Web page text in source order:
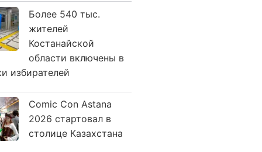
Более 540 тыс.
жителей
Костанайской
области включены в
избирателей
Comic Con Astana
2026 стартовал в
столице Казахстана